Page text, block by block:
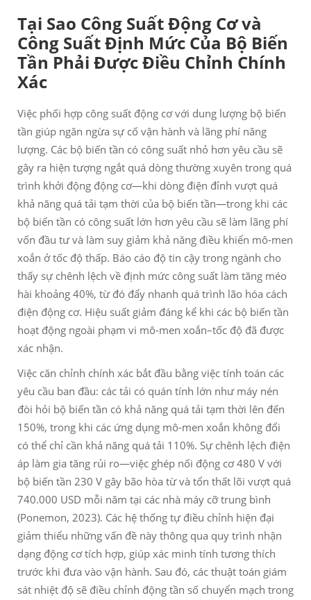
Tại Sao Công Suất Động Cơ và
Công Suất Định Mức Của Bộ Biến
Tần Phải Được Điều Chỉnh Chính
Xác
Việc phối hợp công suất động cơ với dung lượng bộ biến
tần giúp ngăn ngừa sự cố vận hành và lãng phí năng
lượng. Các bộ biến tần có công suất nhỏ hơn yêu cầu sẽ
gây ra hiện tượng ngắt quá dòng thường xuyên trong quá
trình khởi động động cơ—khi dòng điện đỉnh vượt quá
khả năng quá tải tạm thời của bộ biến tần—trong khi các
bộ biến tần có công suất lớn hơn yêu cầu sẽ làm lãng phí
vốn đầu tư và làm suy giảm khả năng điều khiển mô-men
xoắn ở tốc độ thấp. Báo cáo độ tin cậy trong ngành cho
thấy sự chênh lệch về định mức công suất làm tăng méo
hài khoảng 40%, từ đó đẩy nhanh quá trình lão hóa cách
điện động cơ. Hiệu suất giảm đáng kể khi các bộ biến tần
hoạt động ngoài phạm vi mô-men xoắn–tốc độ đã được
xác nhận.
Việc căn chỉnh chính xác bắt đầu bằng việc tính toán các
yêu cầu ban đầu: các tải có quán tính lớn như máy nén
đòi hỏi bộ biến tần có khả năng quá tải tạm thời lên đến
150%, trong khi các ứng dụng mô-men xoắn không đổi
có thể chỉ cần khả năng quá tải 110%. Sự chênh lệch điện
áp làm gia tăng rủi ro—việc ghép nối động cơ 480 V với
bộ biến tần 230 V gây bão hòa từ và tổn thất lõi vượt quá
740.000 USD mỗi năm tại các nhà máy cỡ trung bình
(Ponemon, 2023). Các hệ thống tự điều chỉnh hiện đại
giảm thiểu những vấn đề này thông qua quy trình nhận
dạng động cơ tích hợp, giúp xác minh tính tương thích
trước khi đưa vào vận hành. Sau đó, các thuật toán giám
sát nhiệt độ sẽ điều chỉnh động tần số chuyển mạch trong